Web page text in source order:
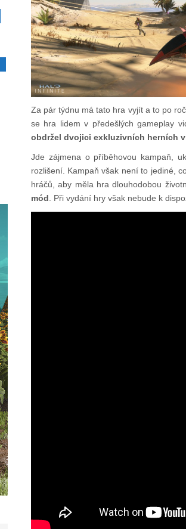
Za pár týdnu má tato hra vyjít a to po
se hra lidem v předešlých gameplay
obdržel dvojici exkluzivních herních
Jde zájmena o příběhovou kampaň,
rozlišení. Kampaň však není to jediné,
hráčů, aby měla hra dlouhodobou
mód. Při vydání hry však nebude k